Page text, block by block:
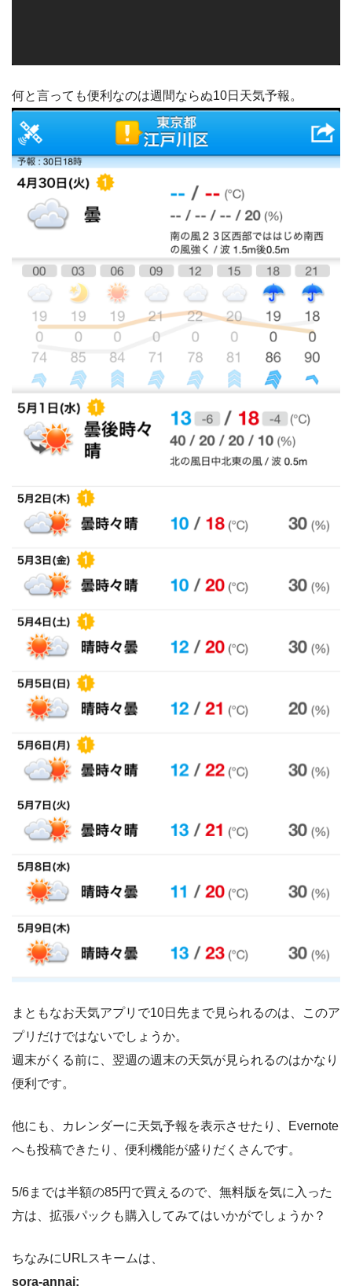
何と言っても便利なのは週間ならぬ10日天気予報。
まともなお天気アプリで10日先まで見られるのは、このア
プリだけではないでしょうか。
週末がくる前に、翌週の週末の天気が見られるのはかなり
便利です。
他にも、カレンダーに天気予報を表示させたり、Evernote
へも投稿できたり、便利機能が盛りだくさんです。
5/6までは半額の85円で買えるので、無料版を気に入った
方は、拡張パックも購入してみてはいかがでしょうか？
ちなみにURLスキームは、
sora-annai: